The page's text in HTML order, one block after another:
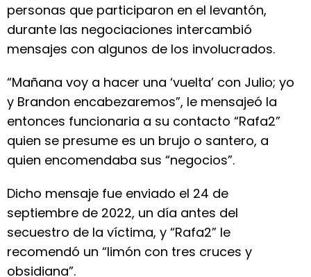
personas que participaron en el levantón,
durante las negociaciones intercambió
mensajes con algunos de los involucrados.
“Mañana voy a hacer una ‘vuelta’ con Julio; yo
y Brandon encabezaremos”, le mensajeó la
entonces funcionaria a su contacto “Rafa2”
quien se presume es un brujo o santero, a
quien encomendaba sus “negocios”.
Dicho mensaje fue enviado el 24 de
septiembre de 2022, un día antes del
secuestro de la víctima, y “Rafa2” le
recomendó un “limón con tres cruces y
obsidiana”.